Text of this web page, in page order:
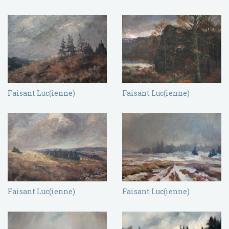
Faisant Luc(ienne) Faisant Luc(ienne)
Faisant Luc(ienne) Faisant Luc(ienne)